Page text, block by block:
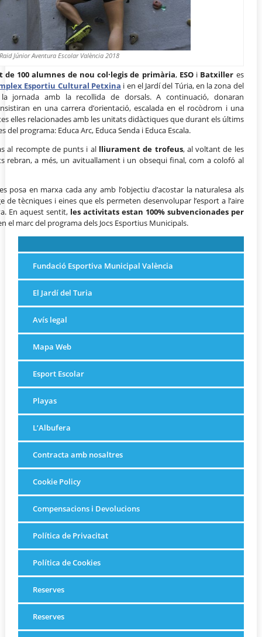
Raid Júnior Aventura Escolar València 2018
100 alumnes de nou col·legis de primària, ESOi Batxiller es
Esportiu Cultural Petxina i en el Jardí del Túria, en la zona del
jornada amb la recollida de dorsals. A continuació, donaran
en una carrera d’orientació, escalada en el rocòdrom i una
elles relacionades amb les unitats didàctiques que durant els últims
programa: Educa Arc, Educa Senda i Educa Escala.
al recompte de punts i al lliurament de trofeus, al voltant de les
rebran, a més, un avituallament i un obsequi final, com a colofó al
posa en marxa cada any amb l’objectiu d’acostar la naturalesa als
de tècniques i eines que els permeten desenvolupar l’esport a l’aire
En aquest sentit, les activitats estan 100% subvencionades per
el marc del programa dels Jocs Esportius Municipals.
Fundació Esportiva Municipal València
El Jardí del Turia
Avís legal
Mapa Web
Esport Escolar
Playas
L’Albufera
Contracta amb nosaltres
Cookie Policy
Compensacions i Devolucions
Política de Privacitat
Política de Cookies
Reserves
Reserves